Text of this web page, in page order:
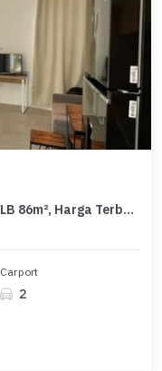
Rumah Dijual di Ciwaruga, Bandung, LB 86m², Harga Terbaik!
Carport
2